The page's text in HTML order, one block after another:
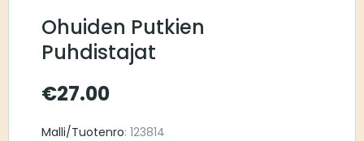
Ohuiden Putkien
Puhdistajat
€27.00
Malli/Tuotenro: 123814